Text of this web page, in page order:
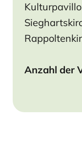
Anzahl der